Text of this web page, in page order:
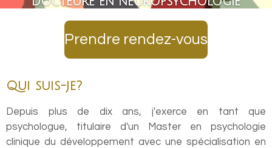
Prendre rendez-vous
Qui suis-je?
Depuis plus de dix ans, j'exerce en tant que
psychologue, titulaire d'un Master en psychologie
clinique du développement avec une spécialisation en